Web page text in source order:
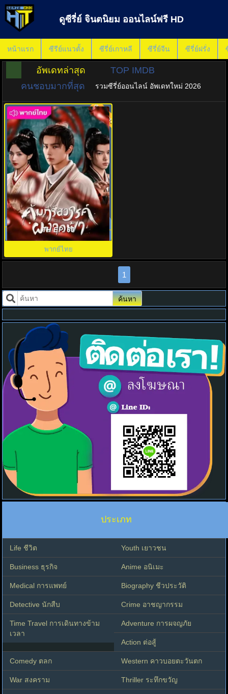
ดูซีรี่ย์ จินตนิยม ออนไลน์ฟรี HD
หน้าแรก ซีรีย์แนวตั้ง ซีรี่ย์เกาหลี ซีรี่ย์จีน ซีรี่ย์ฝรั่ง
อัพเดทล่าสุด
TOP IMDB
คนชอบมากที่สุด
รวมซีรี่ย์ออนไลน์ อัพเดทใหม่ 2026
คัมภีร์สวรรค์ผงาดฟ้า (2025)
Treasure At Dawn พากย์ไทย EP1-
30
8.0 พากย์ไทย
TH EP. 60
พากย์ไทย
1
ค้นหา
ประเภท
Life ชีวิต Youth เยาวชน
Business ธุรกิจ Anime อนิเมะ
Medical การแพทย์ Biography ชีวประวัติ
Detective นักสืบ Crime อาชญากรรม
Time Travel การเดินทางข้าม
เวลา
Adventure การผจญภัย
Action ต่อสู้
Comedy ตลก Western คาวบอยตะวันตก
War สงคราม Thriller ระทึกขวัญ